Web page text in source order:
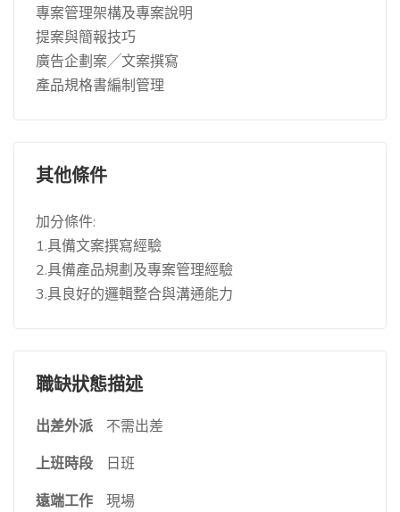
專案管理架構及專案說明
提案與簡報技巧
廣告企劃案╱文案撰寫
產品規格書編制管理
其他條件
加分條件:
1.具備文案撰寫經驗
2.具備產品規劃及專案管理經驗
3.具良好的邏輯整合與溝通能力
職缺狀態描述
出差外派
不需出差
上班時段
日班
遠端工作
現場